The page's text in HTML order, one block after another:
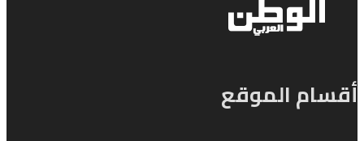
أقسام الموقع